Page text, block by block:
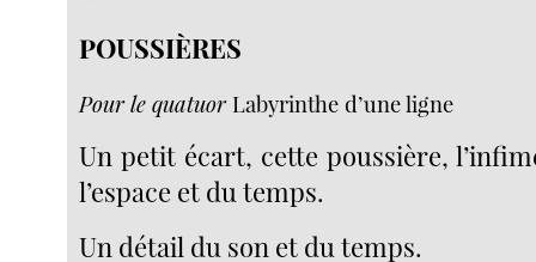
POUSSIÈRES
Pour le quatuorLabyrinthe d’une ligne
Un petit écart, cette poussière,
l’espace et du temps.
Un détail du son et du temps.